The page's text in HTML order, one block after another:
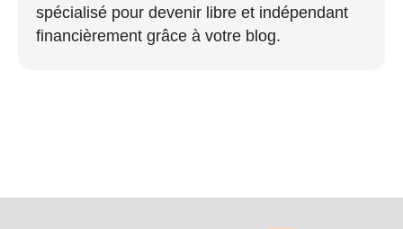
spécialisé pour devenir libre et indépendant
financièrement grâce à votre blog.